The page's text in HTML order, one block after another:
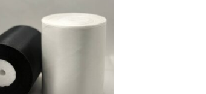
Додати
до